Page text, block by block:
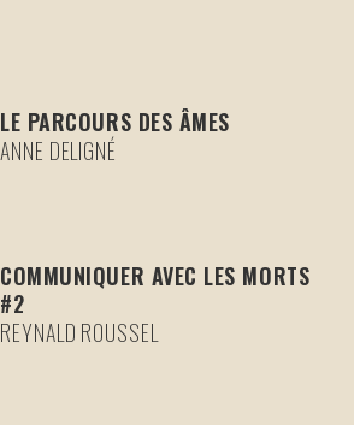
LE PARCOURS DES ÂMES
ANNE DELIGNÉ
COMMUNIQUER AVEC LES MORTS
#2
REYNALD ROUSSEL